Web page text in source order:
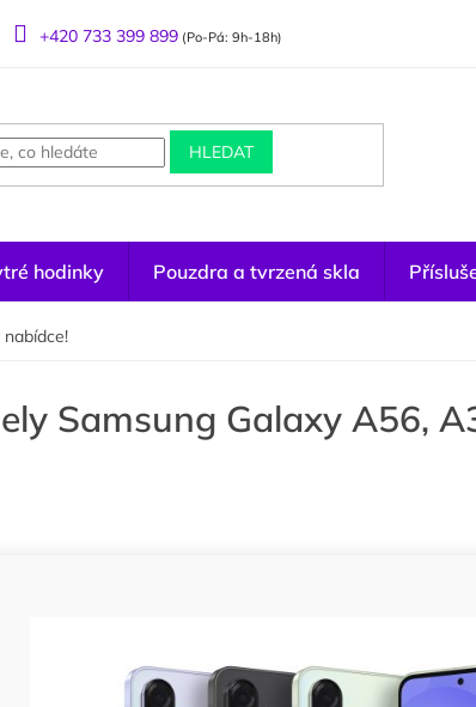
+420 733 399 899(Po-Pá: 9h-18h)
HLEDAT
hodinky Pouzdra a tvrzená skla
Samsung Galaxy A56,